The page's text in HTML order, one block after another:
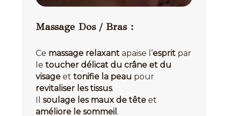
Massage Dos / Bras :
Ce massage relaxantapaise l’espritpar
le toucher délicat du crâne et du
visageet tonifie la peau pour
revitaliser les tissus.
soulage les maux de têteet
améliore le sommeil .